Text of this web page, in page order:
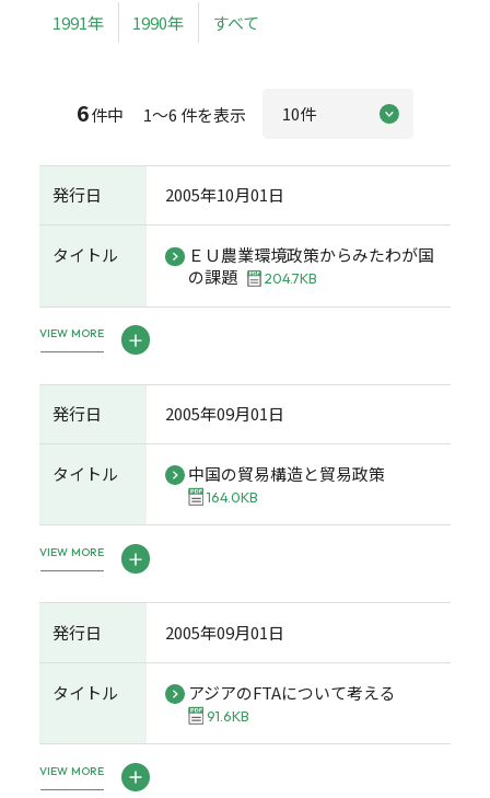
1991年 1990年 すべて
6件中 1～6 件を表示
発行日 2005年10月01日
タイトル
ＥＵ農業環境政策からみたわが国
の課題
204.7KB
VIEW MORE
発行日 2005年09月01日
タイトル 中国の貿易構造と貿易政策
164.0KB
VIEW MORE
発行日 2005年09月01日
タイトル アジアのFTAについて考える
91.6KB
VIEW MORE